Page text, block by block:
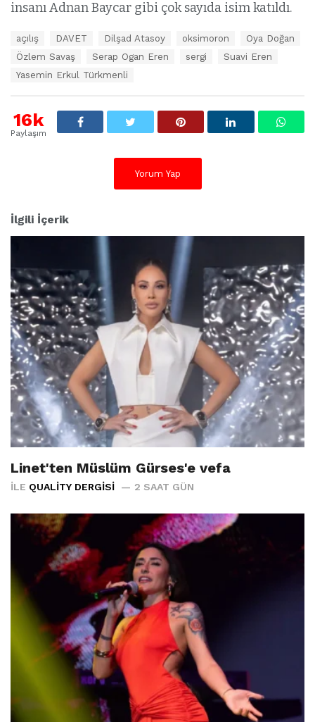
insanı Adnan Baycar gibi çok sayıda isim katıldı.
r
açılış DAVET Dilşad Atasoy oksimoron
Oya Doğan
Özlem Savaş
Serap Ogan Eren sergi
Suavi Eren
Yasemin Erkul Türkmenli
16k
Paylaşım
Yorum Yap
İlgili İçerik
Linet'ten Müslüm Gürses'e vefa
İLE QUALITY DERGISI 2 SAAT GÜN